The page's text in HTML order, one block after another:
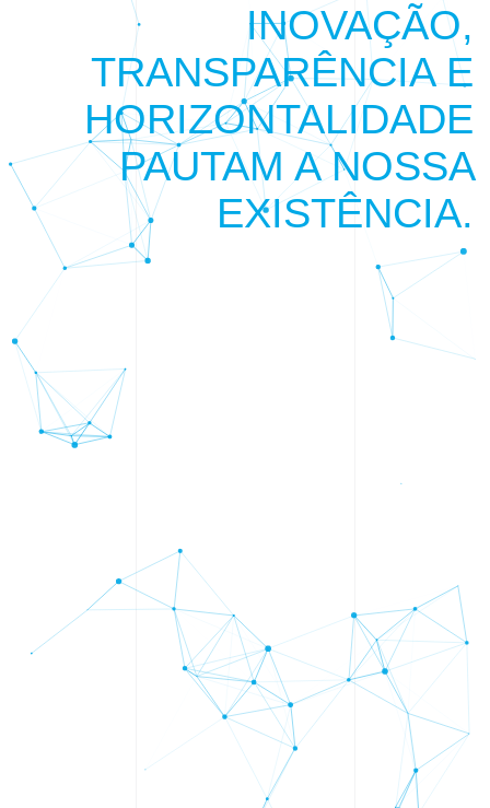
INOVAÇÃO,
TRANSPARÊNCIA E
HORIZONTALIDADE
PAUTAM A NOSSA
EXISTÊNCIA.